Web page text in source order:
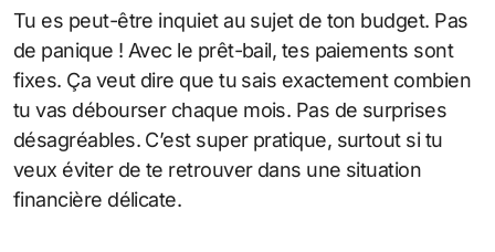
Tu es peut-être inquiet au sujet de ton budget. Pas
de panique ! Avec le prêt-bail, tes paiements sont
fixes. Ça veut dire que tu sais exactement combien
tu vas débourser chaque mois. Pas de surprises
désagréables. C’est super pratique, surtout si tu
veux éviter de te retrouver dans une situation
financière délicate.